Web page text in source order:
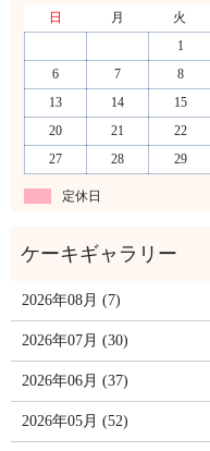
日
月 火
1
6
7 8
13
14 15
20
21 22
27
28 29
定休日
2026年08月 (7)
2026年07月 (30)
2026年06月 (37)
2026年05月 (52)